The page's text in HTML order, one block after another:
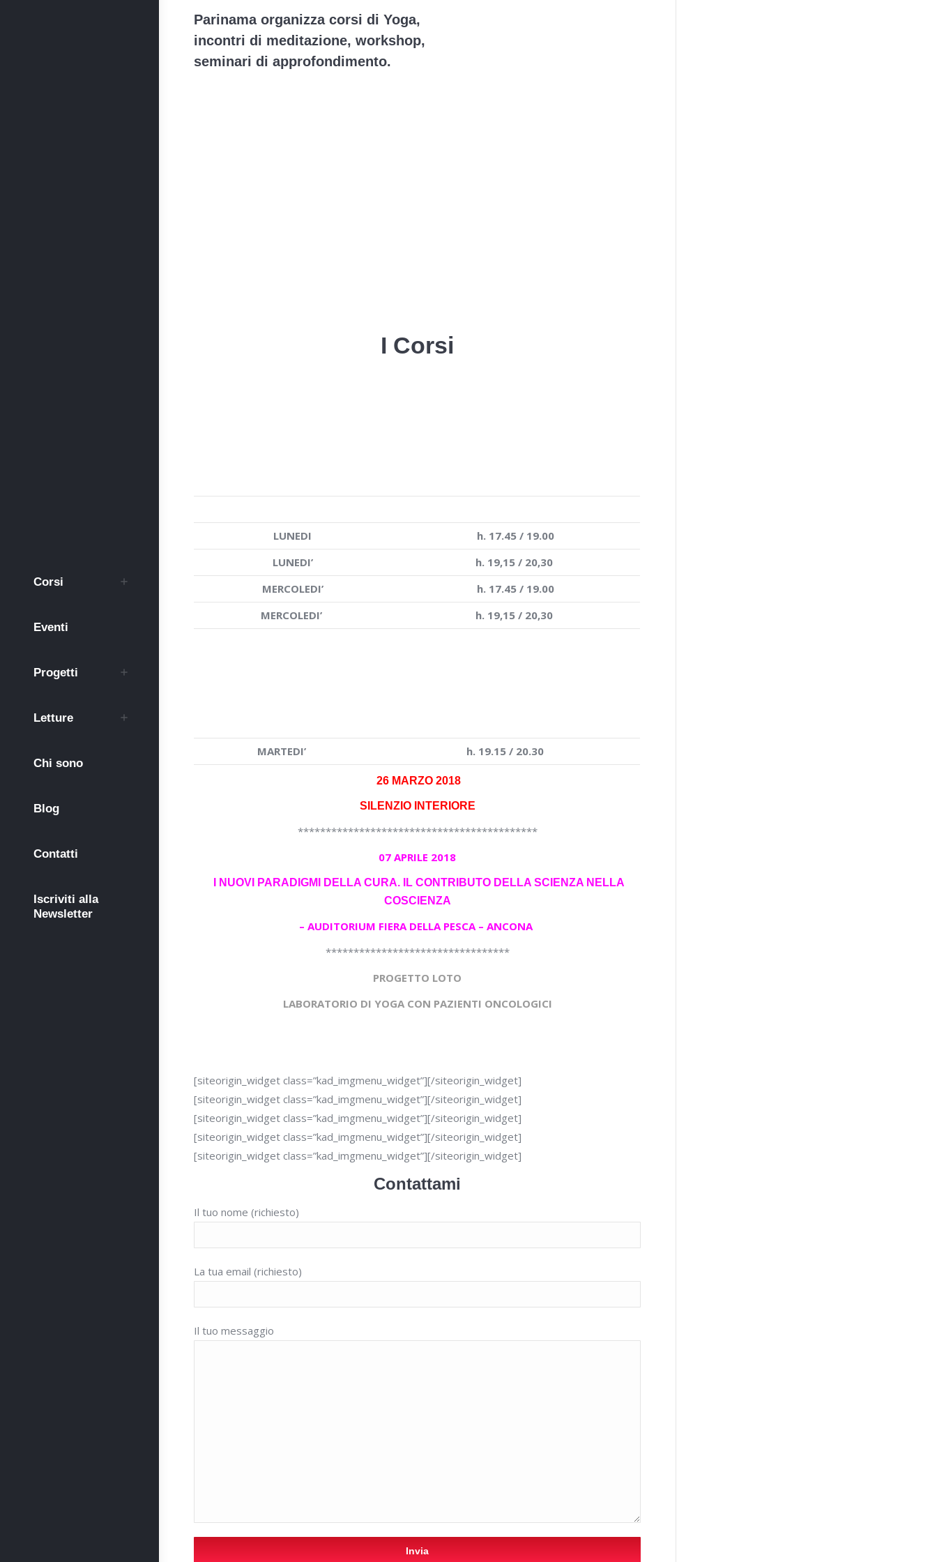
Corsi
Eventi
Progetti
Letture
Chi sono
Blog
Contatti
Iscriviti alla
Newsletter
Parinama organizza corsi di Yoga,
incontri di meditazione, workshop,
seminari di approfondimento.
I Corsi
LUNEDI
h. 17.45 / 19.00
LUNEDI’
h. 19,15 / 20,30
MERCOLEDI’
h. 17.45 / 19.00
MERCOLEDI’
h. 19,15 / 20,30
MARTEDI’ h. 19.15 / 20.30
26 MARZO 2018
SILENZIO INTERIORE
*******************************************
07 APRILE 2018
I NUOVI PARADIGMI DELLA CURA. IL CONTRIBUTO DELLA SCIENZA NELLA
COSCIENZA
– AUDITORIUM FIERA DELLA PESCA – ANCONA
*********************************
PROGETTO LOTO
LABORATORIO DI YOGA CON PAZIENTI ONCOLOGICI
[siteorigin_widget class=”kad_imgmenu_widget”][/siteorigin_widget]
[siteorigin_widget class=”kad_imgmenu_widget”][/siteorigin_widget]
[siteorigin_widget class=”kad_imgmenu_widget”][/siteorigin_widget]
[siteorigin_widget class=”kad_imgmenu_widget”][/siteorigin_widget]
[siteorigin_widget class=”kad_imgmenu_widget”][/siteorigin_widget]
Contattami
Il tuo nome (richiesto)
La tua email (richiesto)
Il tuo messaggio